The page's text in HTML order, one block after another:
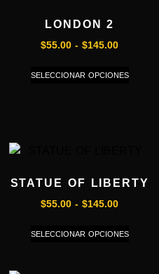
LONDON 2
$55.00 - $145.00
SELECCIONAR OPCIONES
STATUE OF LIBERTY
$55.00 - $145.00
SELECCIONAR OPCIONES